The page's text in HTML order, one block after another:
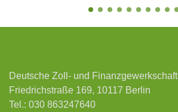
Deutsche Zoll- und Finanzgewerkschaft
Friedrichstraße 169, 10117 Berlin
Tel.: 030 863247640